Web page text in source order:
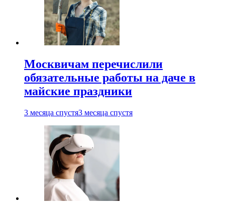
Москвичам перечислили
обязательные работы на даче в
майские праздники
3 месяца спустя3 месяца спустя